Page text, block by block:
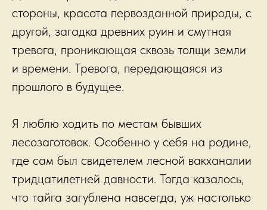
стороны, красота первозданной природы, с
другой, загадка древних руин и смутная
тревога, проникающая сквозь толщи земли
и времени. Тревога, передающаяся из
прошлого в будущее.
Я люблю ходить по местам бывших
лесозаготовок. Особенно у себя на родине,
где сам был свидетелем лесной вакханалии
тридцатилетней давности. Тогда казалось,
что тайга загублена навсегда, уж настолько